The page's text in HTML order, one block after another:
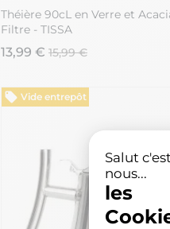
Salut c'est
nous...
les
Théière 90cL en Verre et
Filtre - TISSA
13,99 € 15,99 €
Vide entrepôt